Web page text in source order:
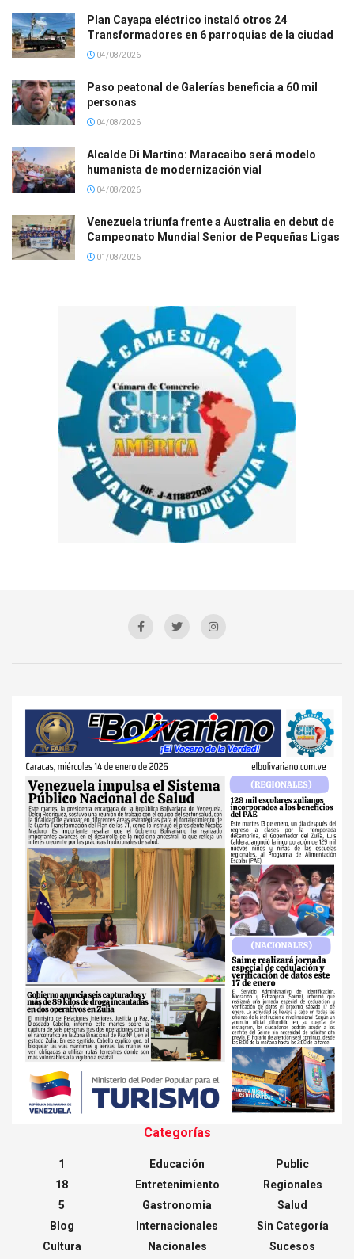
Plan Cayapa eléctrico instaló otros 24
Transformadores en 6 parroquias de la ciudad
04/08/2026
Paso peatonal de Galerías beneficia a 60 mil
personas
04/08/2026
Alcalde Di Martino: Maracaibo será modelo
humanista de modernización vial
04/08/2026
Venezuela triunfa frente a Australia en debut de
Campeonato Mundial Senior de Pequeñas Ligas
01/08/2026
Categorías
1
18
5
Blog
Cultura
Educación
Entretenimiento
Gastronomia
Internacionales
Nacionales
Public
Regionales
Salud
Sin Categoría
Sucesos